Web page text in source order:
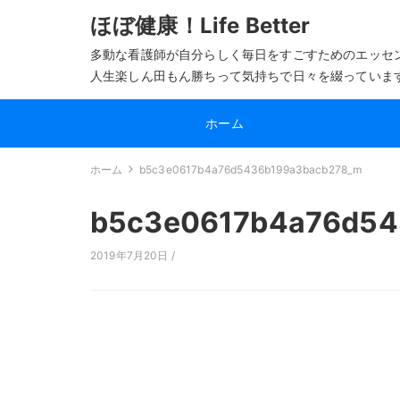
ほぼ健康！Life Better
多動な看護師が自分らしく毎日をすごすためのエッ
人生楽しん田もん勝ちって気持ちで日々を綴っていま
ホーム
ホーム b5c3e0617b4a76d5436b199a3bacb278_m
2019年7月20日 /